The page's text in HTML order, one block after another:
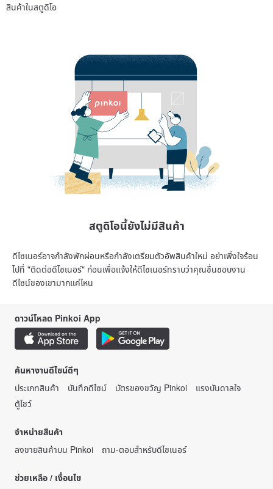
สินค้าในสตูดิโอ
สตูดิโอนี้ยังไม่มีสินค้า
ดีไซเนอร์อาจกำลังพักผ่อนหรือกำลังเตรียมตัวอัพสินค้าใหม่ อย่าเพิ่งใจร้อน
ไปที่ "ติดต่อดีไซเนอร์" ก่อนเพื่อแจ้งให้ดีไซเนอร์ทราบว่าคุณชื่นชอบงาน
ดีไซน์ของเขามากแค่ไหน
ดาวน์โหลด Pinkoi App
ค้นหางานดีไซน์ดีๆ
ประเภทสินค้า
บันทึกดีไซน์ บัตรของขวัญ Pinkoi
แรงบันดาลใจ
ตู้โชว์
จำหน่ายสินค้า
ลงขายสินค้าบน Pinkoi
ถาม-ตอบสำหรับดีไซเนอร์
ช่วยเหลือ / เงื่อนไข